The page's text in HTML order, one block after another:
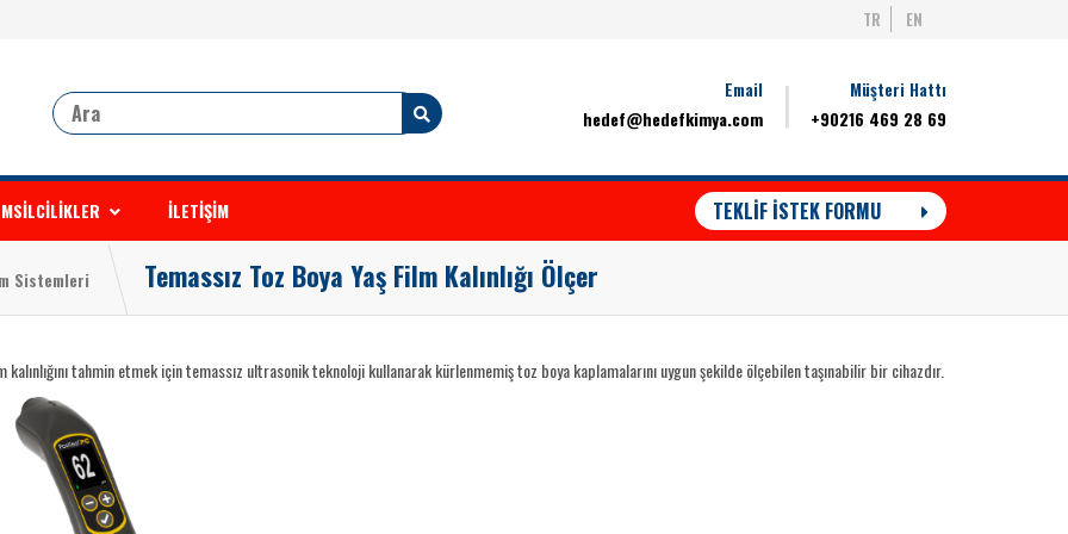
TR EN
Müşteri Hattı
+90216 469 28 69
Email
hedef@hedefkimya.com
İLETİŞİM TEKLİF İSTEK FORMU
Sistemleri Temassız Toz Boya Yaş Film Kalınlığı Ölçer
kalınlığını tahmin etmek için temassız ultrasonik teknoloji kullanarak kürlenmemiş toz boya kaplamalarını uygun şekilde ölçebilen taşınabilir bir cihazdır.